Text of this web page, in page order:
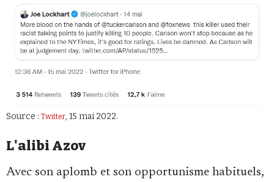
Source : Twitter, 15 mai 2022.
L'alibi Azov
Avec son aplomb et son opportunisme habituels,